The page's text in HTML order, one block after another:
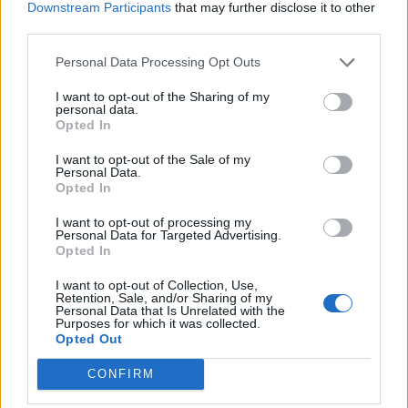
Downstream Participants that may further disclose it to other
Personal Data Processing Opt Outs
I want to opt-out of the Sharing of my
personal data.
Opted In
I want to opt-out of the Sale of my
Personal Data.
Opted In
I want to opt-out of processing my
Personal Data for Targeted Advertising.
Opted In
I want to opt-out of Collection, Use,
Retention, Sale, and/or Sharing of my
Personal Data that Is Unrelated with the
Purposes for which it was collected.
Opted Out
CONFIRM
In evidenza